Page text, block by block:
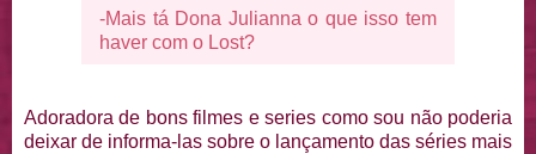
-Mais tá Dona Julianna o que isso tem
haver com o Lost?
Adoradora de bons filmes e series como sou não poderia
deixar de informa-las sobre o lançamento das séries mais